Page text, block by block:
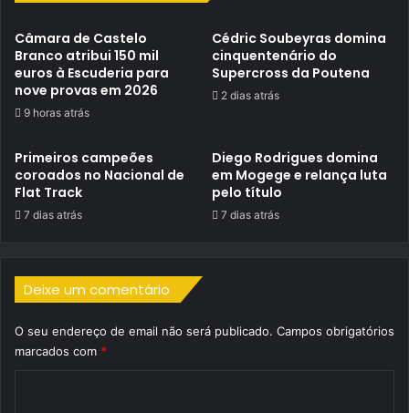
Câmara de Castelo
Branco atribui 150 mil
euros à Escuderia para
nove provas em 2026
9 horas atrás
Cédric Soubeyras domina
cinquentenário do
Supercross da Poutena
2 dias atrás
Primeiros campeões
coroados no Nacional de
Flat Track
7 dias atrás
Diego Rodrigues domina
em Mogege e relança luta
pelo título
7 dias atrás
Deixe um comentário
O seu endereço de email não será publicado. Campos obrigatórios
marcados com *